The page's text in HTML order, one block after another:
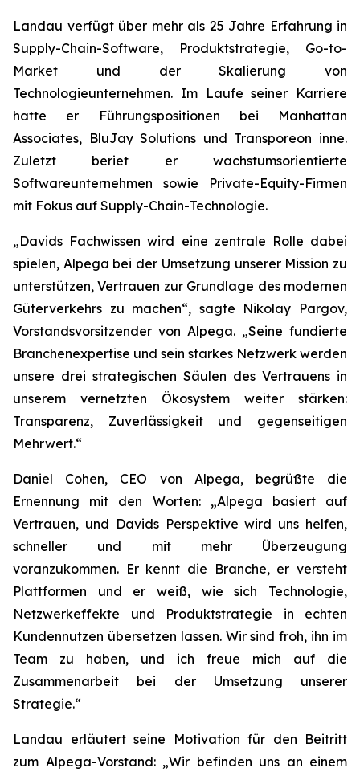
Landau verfügt über mehr als 25 Jahre Erfahrung in
Supply-Chain-Software, Produktstrategie, Go-to-
Market und der Skalierung von
Technologieunternehmen. Im Laufe seiner Karriere
hatte er Führungspositionen bei Manhattan
Associates, BluJay Solutions und Transporeon inne.
Zuletzt beriet er wachstumsorientierte
Softwareunternehmen sowie Private-Equity-Firmen
mit Fokus auf Supply-Chain-Technologie.
„Davids Fachwissen wird eine zentrale Rolle dabei
spielen, Alpega bei der Umsetzung unserer Mission zu
unterstützen, Vertrauen zur Grundlage des modernen
Güterverkehrs zu machen“, sagte Nikolay Pargov,
Vorstandsvorsitzender von Alpega. „Seine fundierte
Branchenexpertise und sein starkes Netzwerk werden
unsere drei strategischen Säulen des Vertrauens in
unserem vernetzten Ökosystem weiter stärken:
Transparenz, Zuverlässigkeit und gegenseitigen
Mehrwert.“
Daniel Cohen, CEO von Alpega, begrüßte die
Ernennung mit den Worten: „Alpega basiert auf
Vertrauen, und Davids Perspektive wird uns helfen,
schneller und mit mehr Überzeugung
voranzukommen. Er kennt die Branche, er versteht
Plattformen und er weiß, wie sich Technologie,
Netzwerkeffekte und Produktstrategie in echten
Kundennutzen übersetzen lassen. Wir sind froh, ihn im
Team zu haben, und ich freue mich auf die
Zusammenarbeit bei der Umsetzung unserer
Strategie.“
Landau erläutert seine Motivation für den Beitritt
zum Alpega-Vorstand: „Wir befinden uns an einem